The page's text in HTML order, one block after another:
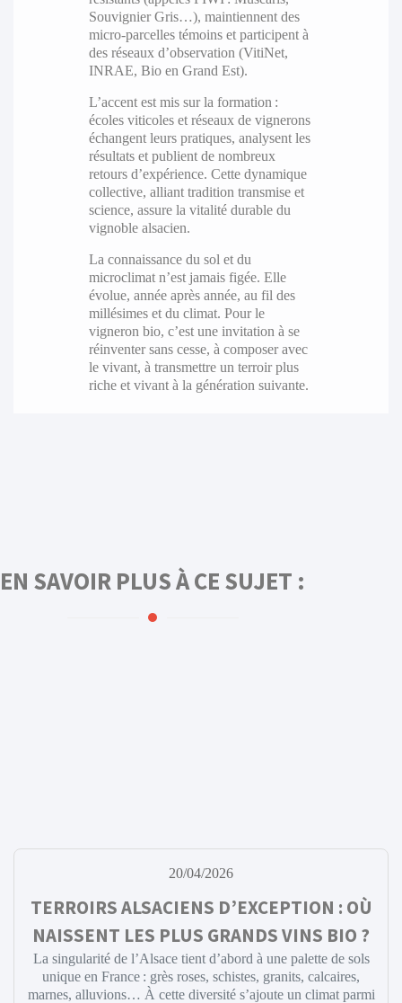
Souvignier Gris…), maintiennent des
micro-parcelles témoins et participent à
des réseaux d’observation (VitiNet,
INRAE, Bio en Grand Est).
L’accent est mis sur la formation :
écoles viticoles et réseaux de vignerons
échangent leurs pratiques, analysent les
résultats et publient de nombreux
retours d’expérience. Cette dynamique
collective, alliant tradition transmise et
science, assure la vitalité durable du
vignoble alsacien.
La connaissance du sol et du
microclimat n’est jamais figée. Elle
évolue, année après année, au fil des
millésimes et du climat. Pour le
vigneron bio, c’est une invitation à se
réinventer sans cesse, à composer avec
le vivant, à transmettre un terroir plus
riche et vivant à la génération suivante.
EN SAVOIR PLUS À CE SUJET :
20/04/2026
TERROIRS ALSACIENS D’EXCEPTION : OÙ
NAISSENT LES PLUS GRANDS VINS BIO ?
La singularité de l’Alsace tient d’abord à une palette de sols
unique en France : grès roses, schistes, granits, calcaires,
marnes, alluvions… À cette diversité s’ajoute un climat parmi